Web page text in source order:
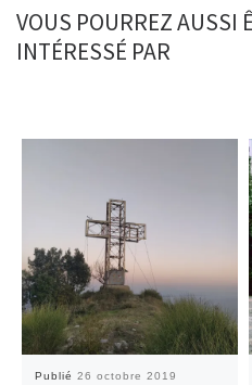
VOUS POURREZ AUSSI
INTÉRESSÉ PAR
Publié 26 octobre 2019